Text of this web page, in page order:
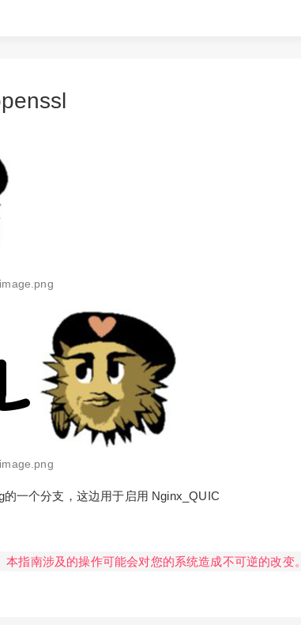
image.png
image.png
的一个分支，这边用于启用 Nginx_QUIC
指南涉及的操作可能会对您的系统造成不可逆的改变。